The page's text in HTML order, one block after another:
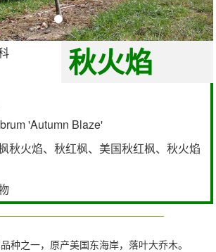
秋火焰
'Autumn Blaze'
秋火焰、秋红枫、美国秋红枫、秋火焰
种之一，原产美国东海岸，落叶大乔木。